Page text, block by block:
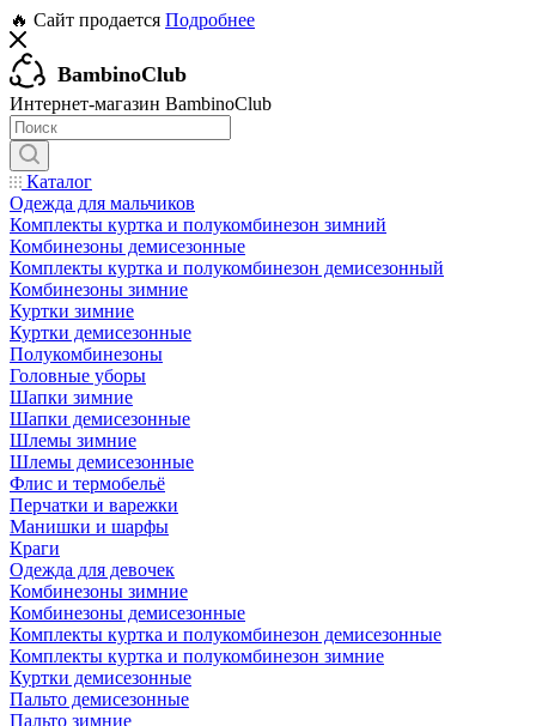
🔥 Сайт продается Подробнее
BambinoClub
Интернет-магазин BambinoClub
Каталог
Одежда для мальчиков
Комплекты куртка и полукомбинезон зимний
Комбинезоны демисезонные
Комплекты куртка и полукомбинезон демисезонный
Комбинезоны зимние
Куртки зимние
Куртки демисезонные
Полукомбинезоны
Головные уборы
Шапки зимние
Шапки демисезонные
Шлемы зимние
Шлемы демисезонные
Флис и термобельё
Перчатки и варежки
Манишки и шарфы
Краги
Одежда для девочек
Комбинезоны зимние
Комбинезоны демисезонные
Комплекты куртка и полукомбинезон демисезонные
Комплекты куртка и полукомбинезон зимние
Куртки демисезонные
Пальто демисезонные
Пальто зимние